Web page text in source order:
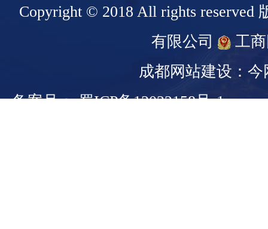
Copyright © 2018 All rights reserved
有限公司
工
成都网站建设：今
备案号： 蜀ICP备13022158号-1